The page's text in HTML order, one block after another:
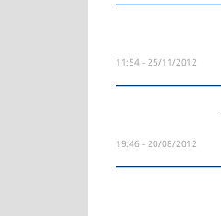
25/11/2012 - 11:54
20/08/2012 - 19:46